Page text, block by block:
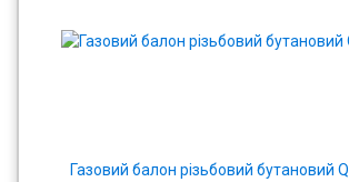
Газовий балон різьбовий бутановий